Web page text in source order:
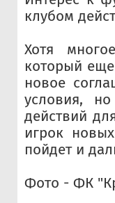
клубом
Хотя
который
новое
условия,
действий
игрок
пойдет и
Фото - ФК